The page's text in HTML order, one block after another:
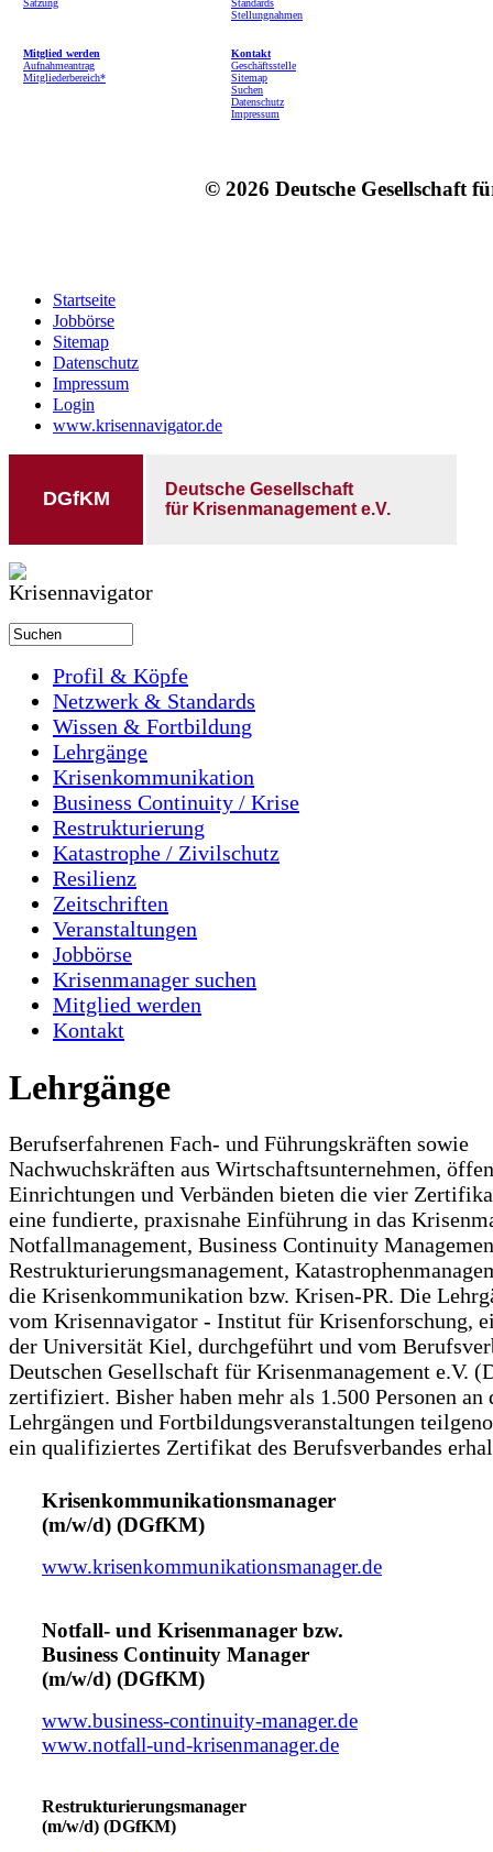
Satzung
Standards
Stellungnahmen
Mitglied werden
Aufnahmeantrag
Mitgliederbereich*
Kontakt
Geschäftsstelle
Sitemap
Suchen
Datenschutz
Impressum
© 2026 Deutsche Gesellschaft
Startseite
Jobbörse
Sitemap
Datenschutz
Impressum
Login
www.krisennavigator.de
DGfKM
Deutsche Gesellschaft
für Krisenmanagement e.V.
Profil & Köpfe
Netzwerk & Standards
Wissen & Fortbildung
Lehrgänge
Krisenkommunikation
Business Continuity / Krise
Restrukturierung
Katastrophe / Zivilschutz
Resilienz
Zeitschriften
Veranstaltungen
Jobbörse
Krisenmanager suchen
Mitglied werden
Kontakt
Lehrgänge
Berufserfahrenen Fach- und Führungskräften sowie
Nachwuchskräften aus Wirtschaftsunternehmen,
Einrichtungen und Verbänden bieten die vier
eine fundierte, praxisnahe Einführung in das
Notfallmanagement, Business Continuity
Restrukturierungsmanagement,
die Krisenkommunikation bzw. Krisen-PR. Die
vom Krisennavigator - Institut für Krisenforschung,
der Universität Kiel, durchgeführt und vom
Deutschen Gesellschaft für Krisenmanagement e.V.
zertifiziert. Bisher haben mehr als 1.500 Personen an
Lehrgängen und Fortbildungsveranstaltungen
ein qualifiziertes Zertifikat des Berufsverbandes
Krisenkommunikationsmanager
(m/w/d) (DGfKM)
www.krisenkommunikationsmanager.de
Notfall- und Krisenmanager bzw.
Business Continuity Manager
(m/w/d) (DGfKM)
www.business-continuity-manager.de
www.notfall-und-krisenmanager.de
Restrukturierungsmanager
(m/w/d) (DGfKM)